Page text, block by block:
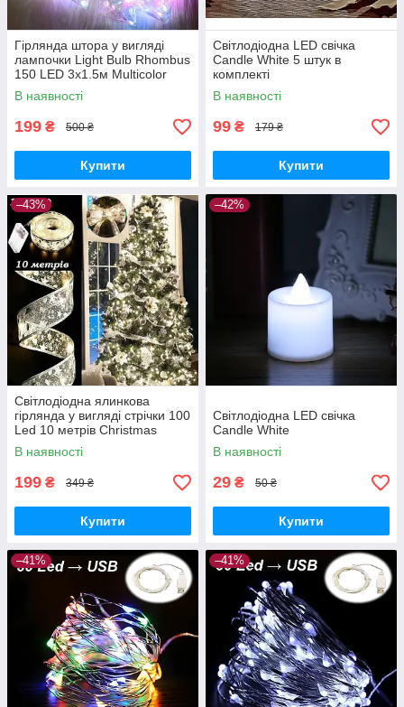
Гірлянда штора у вигляді
лампочки Light Bulb Rhombus
150 LED 3x1.5м Multicolor
В наявності
199 ₴ 500 ₴
Купити
Світлодіодна LED свічка
Candle White 5 штук в
комплекті
В наявності
99 ₴ 179 ₴
Купити
–43%
Світлодіодна ялинкова
гірлянда у вигляді стрічки 100
Led 10 метрів Christmas
Decoration White
В наявності
199 ₴ 349 ₴
Купити
–42%
Світлодіодна LED свічка
Candle White
В наявності
29 ₴ 50 ₴
Купити
–41% –41%